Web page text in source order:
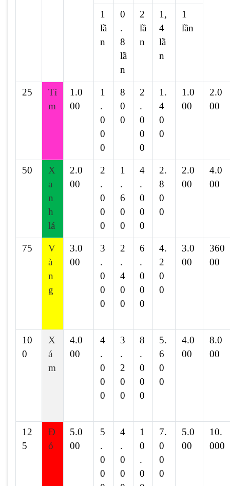
1
lầ
n
0
.
8
lầ
n
2
lầ
n
1,
4
lầ
n
1
lần
25
Tí
m
1.0
00
1
.
0
0
0
8
0
0
2
.
0
0
0
1.
4
0
0
1.0
00
2.0
00
50
X
a
n
h
lá
2.0
00
2
.
0
0
0
1
.
6
0
0
4
.
0
0
0
2.
8
0
0
2.0
00
4.0
00
75
V
à
n
g
3.0
00
3
.
0
0
0
2
.
4
0
0
6
.
0
0
0
4.
2
0
0
3.0
00
360
00
10
0
X
á
m
4.0
00
4
.
0
0
0
3
.
2
0
0
8
.
0
0
0
5.
6
0
0
4.0
00
8.0
00
12
5
Đ
ỏ
5.0
00
5
.
0
0
4
.
0
0
1
0
.
0
7.
0
0
0
5.0
00
10.
000